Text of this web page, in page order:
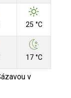
25 °C
17 °C
v